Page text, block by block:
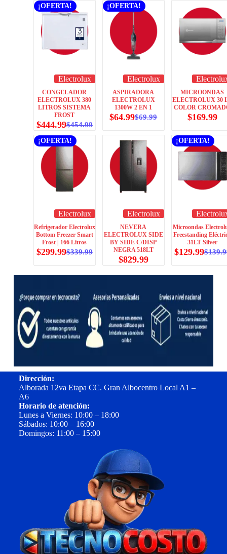
¡OFERTA!
Electrolux
CONGELADOR
ELECTROLUX 380
LITROS SISTEMA
FROST
$454.99
$444.99
¡OFERTA!
Electrolux
ASPIRADORA
ELECTROLUX
1300W 2 EN 1
$69.99
$64.99
MICROONDAS
ELECTROLUX 30
COLOR
$169.99
¡OFERTA!
Electrolux
Refrigerador Electrolux
Bottom Freezer Smart
Frost | 166 Litros
$339.99
$299.99
Electrolux
NEVERA
ELECTROLUX SIDE
BY SIDE C/DISP
NEGRA 518LT
$829.99
¡OFERTA!
Microondas
Freestanding
31LT Silver
$
$129.99
Dirección:
Alborada 12va Etapa CC. Gran Albocentro Local A1 –
A6
Horario de atención:
Lunes a Viernes: 10:00 – 18:00
Sábados: 10:00 – 16:00
Domingos: 11:00 – 15:00